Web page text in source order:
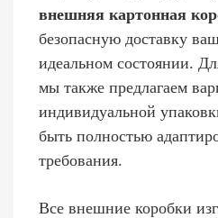
внешняя картонная
безопасную доставку
идеальном состоянии.
мы также предлагаем
индивидуальной
быть полностью
требования.
Все внешние коробки